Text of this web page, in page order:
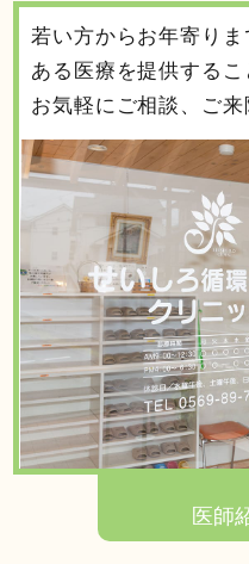
若い方からお年寄り
ある医療を提供するこ
お気軽にご相談、ご来
医師